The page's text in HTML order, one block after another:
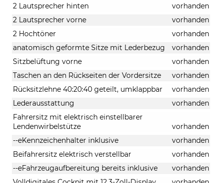
2 Lautsprecher hinten
vorhanden
2 Lautsprecher vorne
vorhanden
2 Hochtöner
vorhanden
anatomisch geformte Sitze mit Lederbezug
vorhanden
Sitzbelüftung vorne
vorhanden
Taschen an den Rückseiten der Vordersitze
vorhanden
Rücksitzlehne 40:20:40 geteilt, umklappbar
vorhanden
Lederausstattung
vorhanden
Fahrersitz mit elektrisch einstellbarer
Lendenwirbelstütze
vorhanden
--eKennzeichenhalter inklusive
vorhanden
Beifahrersitz elektrisch verstellbar
vorhanden
--eFahrzeugaufbereitung bereits inklusive
vorhanden